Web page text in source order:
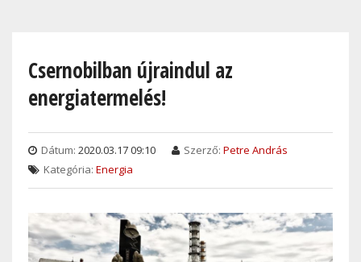
contentCsernobilban újraindul az
energiatermelés!
Dátum: 2020.03.17 09:10 Szerző: Petre András
Kategória: Energia